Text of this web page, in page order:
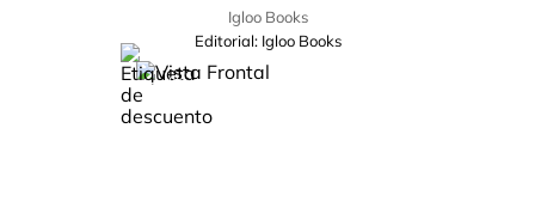
Igloo Books
Editorial: Igloo Books
-51%